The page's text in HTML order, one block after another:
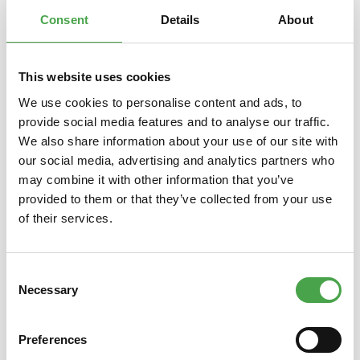
Consent Details About
This website uses cookies
We use cookies to personalise content and ads, to
provide social media features and to analyse our traffic.
We also share information about your use of our site with
our social media, advertising and analytics partners who
may combine it with other information that you’ve
provided to them or that they’ve collected from your use
of their services.
Selection
Necessary
Preferences
Produktgalerie überspringen